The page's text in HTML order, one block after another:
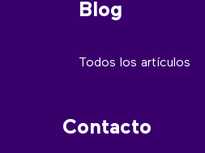
Blog
Todos los artículos
Contacto